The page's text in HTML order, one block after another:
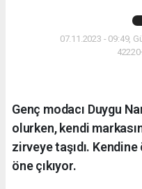
07.11.2023 - 09:49,
Genç modacı Duygu
olurken, kendi
zirveye taşıdı.
öne çıkıyor.